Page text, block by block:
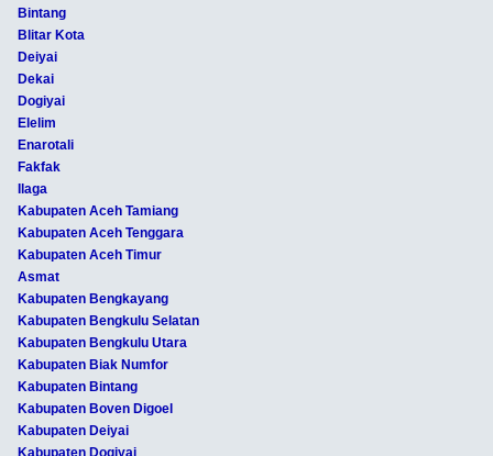
Bintang
Blitar Kota
Deiyai
Dekai
Dogiyai
Elelim
Enarotali
Fakfak
Ilaga
Kabupaten Aceh Tamiang
Kabupaten Aceh Tenggara
Kabupaten Aceh Timur
Asmat
Kabupaten Bengkayang
Kabupaten Bengkulu Selatan
Kabupaten Bengkulu Utara
Kabupaten Biak Numfor
Kabupaten Bintang
Kabupaten Boven Digoel
Kabupaten Deiyai
Kabupaten Dogiyai